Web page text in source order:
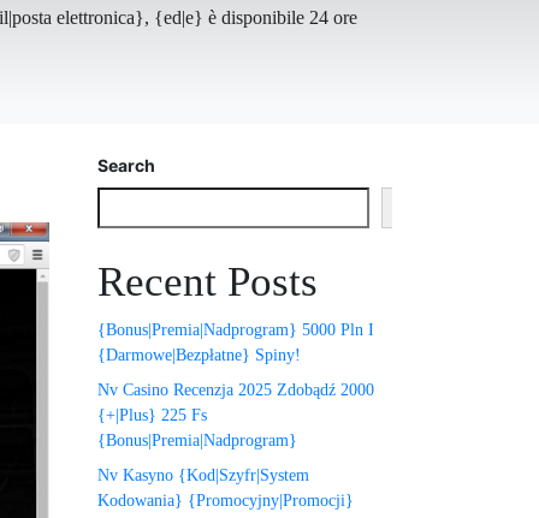
elettronica}, {ed|e} è disponibile 24 ore
Search
Recent Posts
{Bonus|Premia|Nadprogram} 5000 Pln I
{Darmowe|Bezpłatne} Spiny!
Nv Casino Recenzja 2025 Zdobądź 2000
{+|Plus} 225 Fs
{Bonus|Premia|Nadprogram}
Nv Kasyno {Kod|Szyfr|System
Kodowania} {Promocyjny|Promocji}